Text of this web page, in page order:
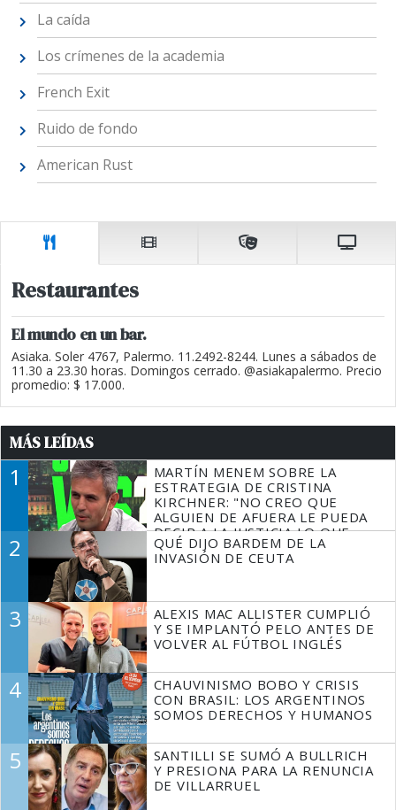
La caída
Los crímenes de la academia
French Exit
Ruido de fondo
American Rust
Restaurantes
El mundo en un bar.
Asiaka. Soler 4767, Palermo. 11.2492-8244. Lunes a sábados de
11.30 a 23.30 horas. Domingos cerrado. @asiakapalermo. Precio
promedio: $ 17.000.
MÁS LEÍDAS
1
MARTÍN MENEM SOBRE LA
ESTRATEGIA DE CRISTINA
KIRCHNER: "NO CREO QUE
ALGUIEN DE AFUERA LE PUEDA
DECIR A LA JUSTICIA LO QUE
TIENE QUE HACER"
2
QUÉ DIJO BARDEM DE LA
INVASIÓN DE CEUTA
3
ALEXIS MAC ALLISTER CUMPLIÓ
Y SE IMPLANTÓ PELO ANTES DE
VOLVER AL FÚTBOL INGLÉS
4
CHAUVINISMO BOBO Y CRISIS
CON BRASIL: LOS ARGENTINOS
SOMOS DERECHOS Y HUMANOS
5
SANTILLI SE SUMÓ A BULLRICH
Y PRESIONA PARA LA RENUNCIA
DE VILLARRUEL